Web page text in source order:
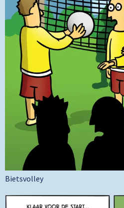
Bietsvolley